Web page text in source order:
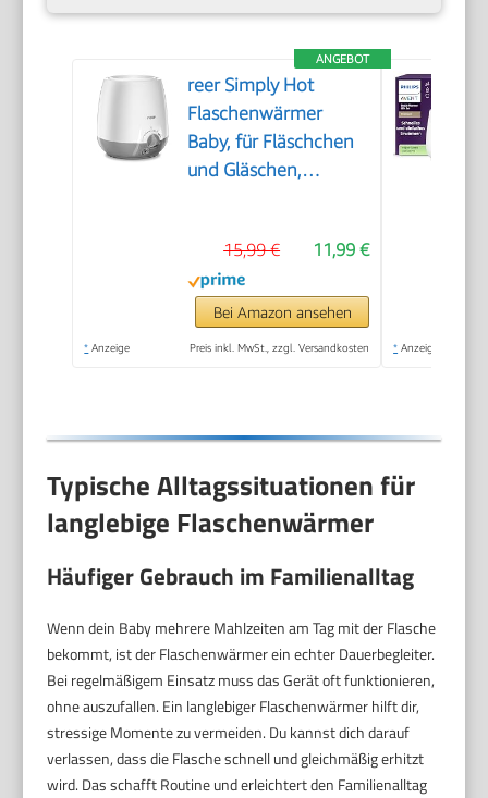
ANGEBOT
reer Simply Hot
Flaschenwärmer
Baby, für Fläschchen
und Gläschen,
11,99 €
15,99 €
Bei Amazon ansehen
* Anzeige Preis inkl. MwSt., zzgl. Versandkosten * Anzeige
Typische Alltagssituationen für
langlebige Flaschenwärmer
Häufiger Gebrauch im Familienalltag
Wenn dein Baby mehrere Mahlzeiten am Tag mit der Flasche
bekommt, ist der Flaschenwärmer ein echter Dauerbegleiter.
Bei regelmäßigem Einsatz muss das Gerät oft funktionieren,
ohne auszufallen. Ein langlebiger Flaschenwärmer hilft dir,
stressige Momente zu vermeiden. Du kannst dich darauf
verlassen, dass die Flasche schnell und gleichmäßig erhitzt
wird. Das schafft Routine und erleichtert den Familienalltag